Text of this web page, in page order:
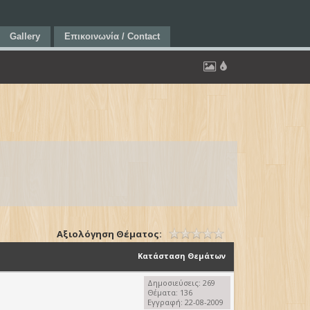
Gallery Επικοινωνία / Contact
Αξιολόγηση Θέματος:
Κατάσταση Θεμάτων
Δημοσιεύσεις: 269
Θέματα: 136
Εγγραφή: 22-08-2009